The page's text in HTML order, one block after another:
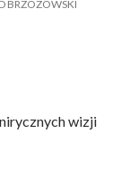
BRZOZOWSKI
wizji